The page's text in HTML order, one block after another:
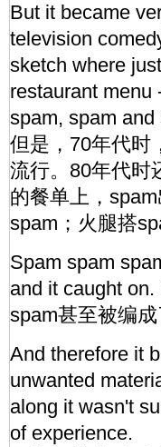
But it became
television
sketch where
restaurant menu
spam, spam and
但是，70年代时
流行。80年代时
的餐单上，
spam；火腿搭
Spam spam
and it caught
spam甚至被编成
And therefore it
unwanted
along it wasn't
of experience.